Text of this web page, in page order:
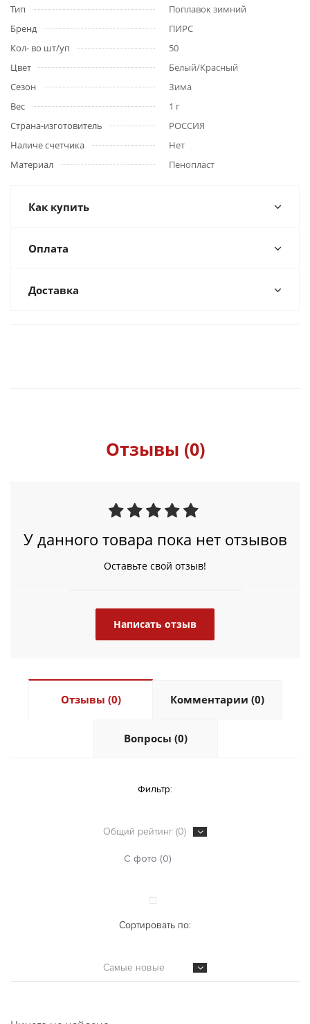
Тип
Поплавок зимний
Бренд
ПИРС
Кол- во шт/уп
50
Цвет
Белый/Красный
Сезон
Зима
Вес
1 г
Страна-изготовитель
РОССИЯ
Наличе счетчика
Нет
Материал
Пенопласт
Как купить
Оплата
Доставка
Отзывы (0)
У данного товара пока нет отзывов
Оставьте свой отзыв!
Написать отзыв
Отзывы (0) Комментарии (0)
Вопросы (0)
Фильтр:
Общий рейтинг (0)
С фото (0)
Сортировать по:
Самые новые